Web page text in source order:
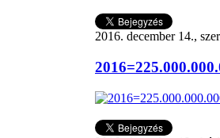
2016. december 14.,